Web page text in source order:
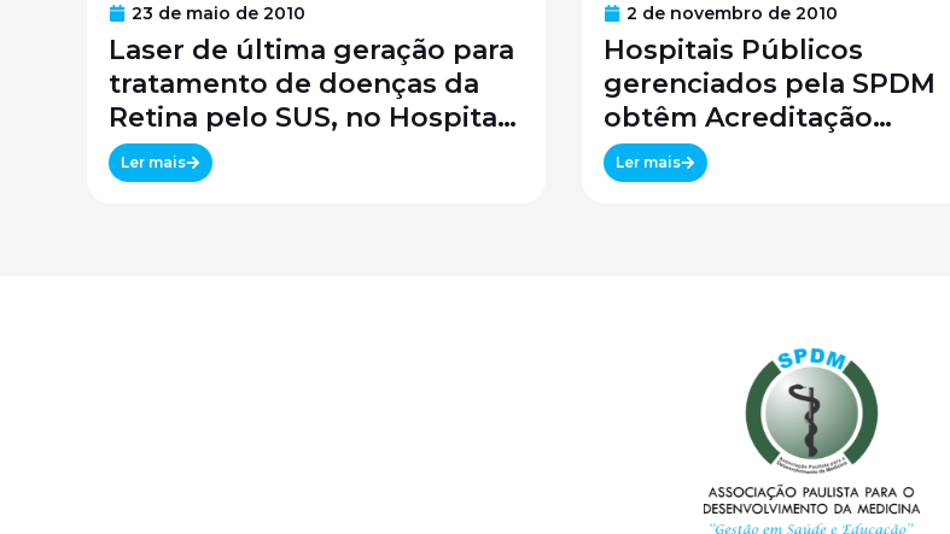
23 de maio de 2010
Laser de última geração para
tratamento de doenças da
Retina pelo SUS, no Hospital
São Paulo / SPDM / UNIFESP
Ler mais
2 de novembro de 2010
Hospitais Públicos
gerenciados pela SPDM
obtêm Acreditação
Canadense
Ler mais